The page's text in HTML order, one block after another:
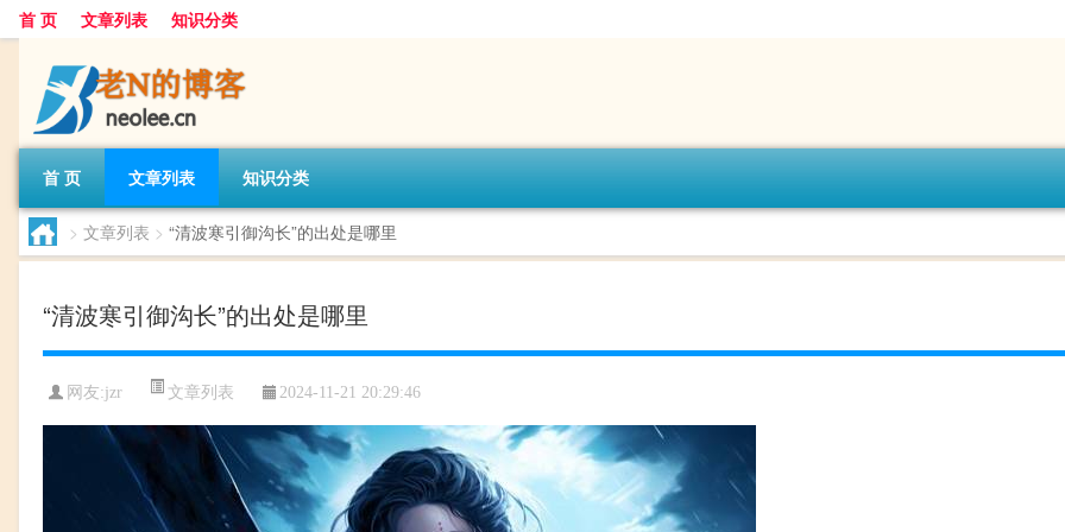
首 页 文章列表 知识分类
首 页 文章列表 知识分类
> 文章列表 > “清波寒引御沟长”的出处是哪里
“清波寒引御沟长”的出处是哪里
网友:jzr 文章列表 2024-11-21 20:29:46